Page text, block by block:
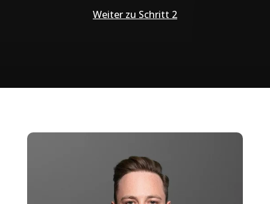
Weiter zu Schritt 2